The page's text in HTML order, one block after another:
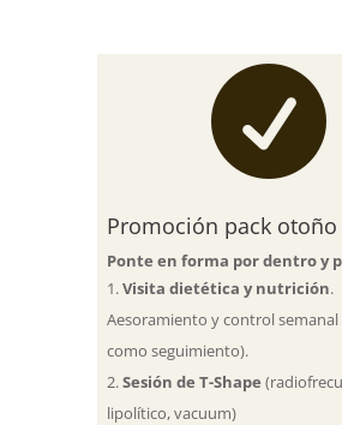

Promoción pack otoño
Ponte en forma por dentro y
Visita dietética y nutrición.
Aesoramiento y control
como seguimiento).
Sesión de T-Shape
lipolítico, vacuum)